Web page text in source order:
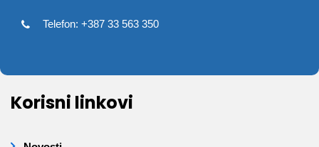
Telefon: +387 33 563 350
Korisni linkovi